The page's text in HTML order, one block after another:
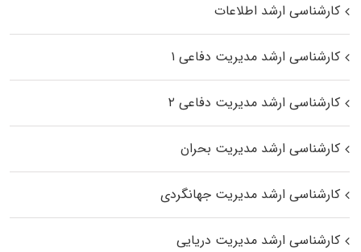
کارشناسی ارشد اطلاعات
کارشناسی ارشد مدیریت دفاعی ۱
کارشناسی ارشد مدیریت دفاعی ۲
کارشناسی ارشد مدیریت بحران
کارشناسی ارشد مدیریت جهانگردی
کارشناسی ارشد مدیریت دریایی